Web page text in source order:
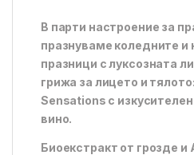
В парти настроение за
празнуваме коледните и
празници с луксозната
грижа за лицето и
Sensations с
вино.
Биоекстракт от грозде